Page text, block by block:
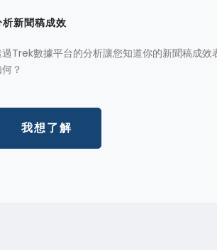
析新聞稿成效
Trek數據平台的分析讓您知道你的新聞稿成效
？
我想了解